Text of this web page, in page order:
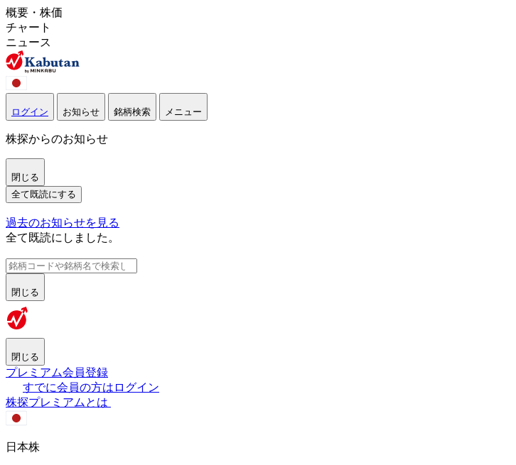
概要・株価
チャート
ニュース
ログイン お知らせ 銘柄検索 メニュー
株探からのお知らせ
閉じる
全て既読にする
過去のお知らせを見る
全て既読にしました。
閉じる
閉じる
プレミアム会員登録
すでに会員の方はログイン
株探プレミアムとは
日本株